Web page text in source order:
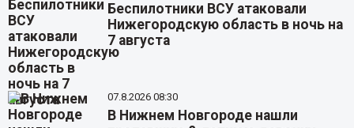
Беспилотники ВСУ атаковали
Нижегородскую область в ночь на
7 августа
07.8.2026 08:30
В Нижнем Новгороде нашли